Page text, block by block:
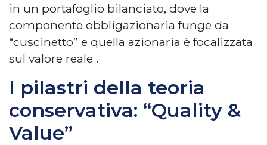
in un portafoglio bilanciato, dove la
componente obbligazionaria funge da
“cuscinetto” e quella azionaria è focalizzata
sul valore reale .
I pilastri della teoria
conservativa: “Quality &
Value”